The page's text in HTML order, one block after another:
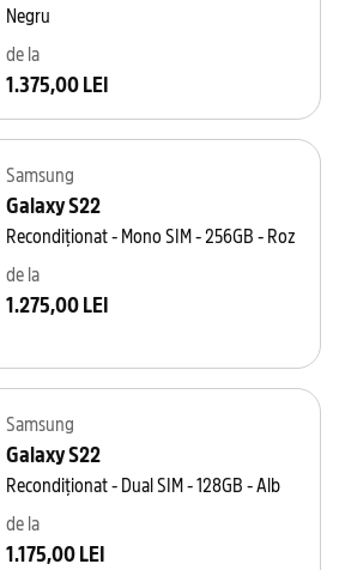
Negru
de la
1.375,00 LEI
Samsung
Galaxy S22
Recondiționat - Mono SIM - 256GB - Roz
de la
1.275,00 LEI
Samsung
Galaxy S22
Recondiționat - Dual SIM - 128GB - Alb
de la
1.175,00 LEI